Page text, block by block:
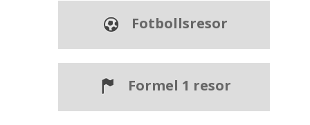
Fotbollsresor
Formel 1 resor